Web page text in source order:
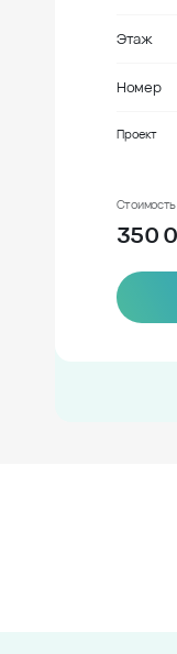
Этаж
Номер
Проект
Стоимость
350